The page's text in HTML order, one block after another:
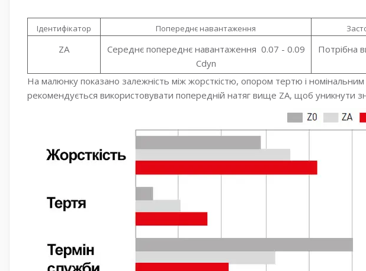
Ідентифікатор Попереднє навантаження
ZA
Середнє попереднє навантаження 0.07 - 0.09
Cdyn
Потрібна
На малюнку показано залежність між жорсткістю, опором тертю і
рекомендується використовувати попередній натяг вище ZA, щоб уникнути